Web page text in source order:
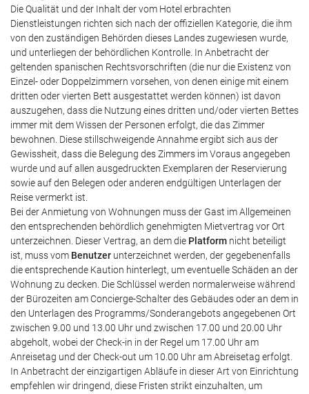
Die Qualität und der Inhalt der vom Hotel erbrachten
Dienstleistungen richten sich nach der offiziellen Kategorie, die ihm
von den zuständigen Behörden dieses Landes zugewiesen wurde,
und unterliegen der behördlichen Kontrolle. In Anbetracht der
geltenden spanischen Rechtsvorschriften (die nur die Existenz von
Einzel- oder Doppelzimmern vorsehen, von denen einige mit einem
dritten oder vierten Bett ausgestattet werden können) ist davon
auszugehen, dass die Nutzung eines dritten und/oder vierten Bettes
immer mit dem Wissen der Personen erfolgt, die das Zimmer
bewohnen. Diese stillschweigende Annahme ergibt sich aus der
Gewissheit, dass die Belegung des Zimmers im Voraus angegeben
wurde und auf allen ausgedruckten Exemplaren der Reservierung
sowie auf den Belegen oder anderen endgültigen Unterlagen der
Reise vermerkt ist.
Bei der Anmietung von Wohnungen muss der Gast im Allgemeinen
den entsprechenden behördlich genehmigten Mietvertrag vor Ort
unterzeichnen. Dieser Vertrag, an dem die Platform nicht beteiligt
ist, muss vom Benutzer unterzeichnet werden, der gegebenenfalls
die entsprechende Kaution hinterlegt, um eventuelle Schäden an der
Wohnung zu decken. Die Schlüssel werden normalerweise während
der Bürozeiten am Concierge-Schalter des Gebäudes oder an dem in
den Unterlagen des Programms/Sonderangebots angegebenen Ort
zwischen 9.00 und 13.00 Uhr und zwischen 17.00 und 20.00 Uhr
abgeholt, wobei der Check-in in der Regel um 17.00 Uhr am
Anreisetag und der Check-out um 10.00 Uhr am Abreisetag erfolgt.
In Anbetracht der einzigartigen Abläufe in dieser Art von Einrichtung
empfehlen wir dringend, diese Fristen strikt einzuhalten, um